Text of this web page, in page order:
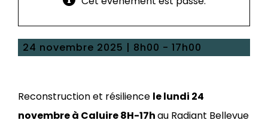
24 novembre 2025 | 8h00 - 17h00
Reconstruction et résilience le lundi 24
novembre à Caluire 8H-17hau Radiant Bellevue